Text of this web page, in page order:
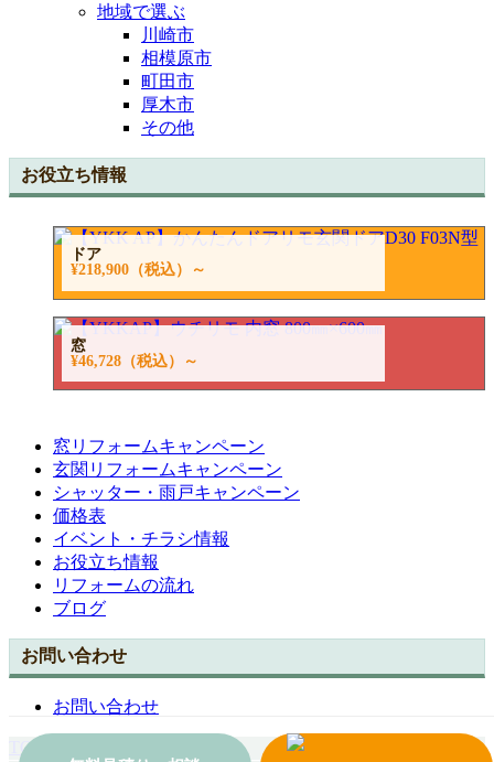
地域で選ぶ
川崎市
相模原市
町田市
厚木市
その他
お役立ち情報
ドア
¥218,900（税込）～
窓
¥46,728（税込）～
窓リフォームキャンペーン
玄関リフォームキャンペーン
シャッター・雨戸キャンペーン
価格表
イベント・チラシ情報
お役立ち情報
リフォームの流れ
ブログ
お問い合わせ
お問い合わせ
TOPへ戻る